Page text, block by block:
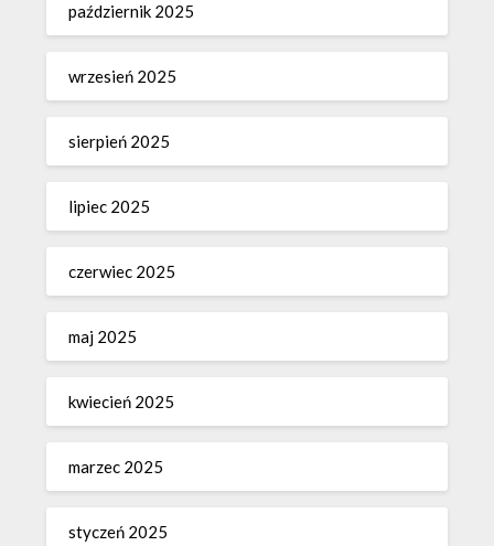
październik 2025
wrzesień 2025
sierpień 2025
lipiec 2025
czerwiec 2025
maj 2025
kwiecień 2025
marzec 2025
styczeń 2025